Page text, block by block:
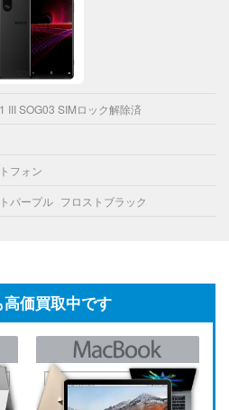
III SOG03 SIMロック解除済
フォン
パープル フロストブラック
高価買取中です